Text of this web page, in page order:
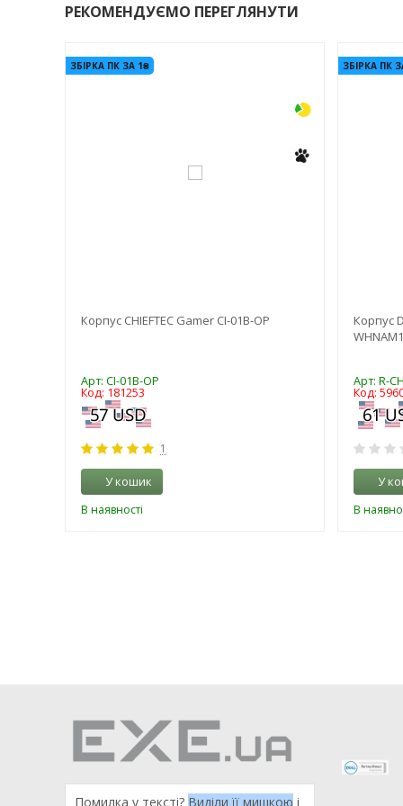
РЕКОМЕНДУЄМО ПЕРЕГЛЯНУТИ
ЗБІРКА ПК ЗА 1₴
Корпус CHIEFTEC Gamer CI-01B-OP
Арт: CI-01B-OP
Код: 181253
1
У кошик
В наявності
ЗБІРКА ПК
Корпус
Арт: R-
Код:
У
В
Помилка у тексті? Виділи її мишкою і